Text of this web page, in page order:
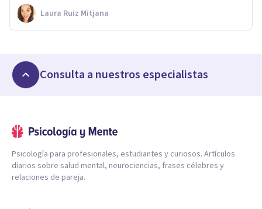
Laura Ruiz Mitjana
Consulta a nuestros especialistas
Psicología para profesionales, estudiantes y curiosos. Artículos
diarios sobre salud mental, neurociencias, frases célebres y
relaciones de pareja.